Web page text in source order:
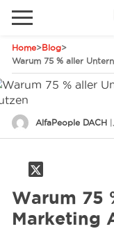
Home>Blog>
Warum 75 % aller
AlfaPeople DACH |
Warum 75
Marketing
Telefon